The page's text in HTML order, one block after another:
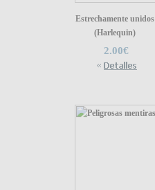
Estrechamente unidos
(Harlequin)
2.00€